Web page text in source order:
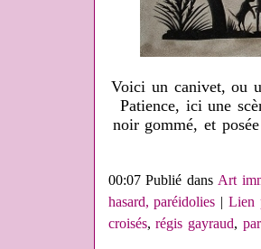
Voici un canivet, ou
Patience, ici une
noir gommé, et
00:07 Publié dansArt
hasard, paréidolies |Lien
croisés,régis gayraud,